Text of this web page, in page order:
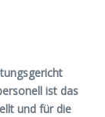
ist das
und für die